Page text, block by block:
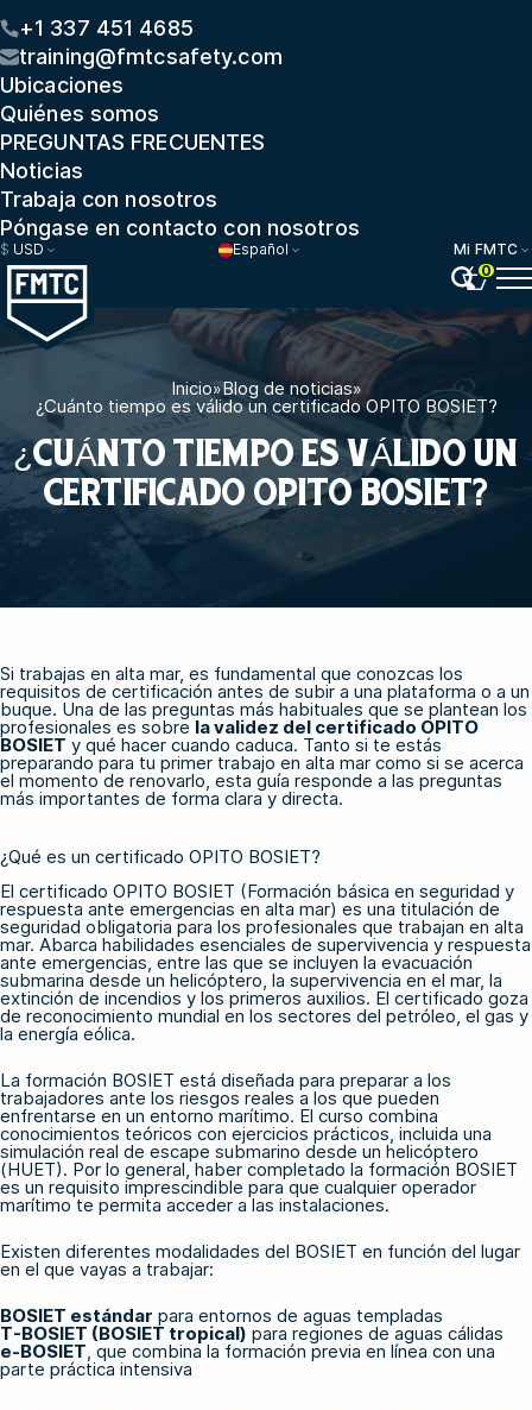
+1 337 451 4685
training@fmtcsafety.com
Ubicaciones
Quiénes somos
PREGUNTAS FRECUENTES
Noticias
Trabaja con nosotros
Póngase en contacto con nosotros
$ USD Español
Mi FMTC
0
Inicio»Blog de noticias»
¿Cuánto tiempo es válido un certificado OPITO BOSIET?
¿CUÁNTO TIEMPO ES VÁLIDO UN
CERTIFICADO OPITO BOSIET?
Si trabajas en alta mar, es fundamental que conozcas los
requisitos de certificación antes de subir a una plataforma o a un
buque. Una de las preguntas más habituales que se plantean los
profesionales es sobre la validez del certificado OPITO
BOSIET y qué hacer cuando caduca. Tanto si te estás
preparando para tu primer trabajo en alta mar como si se acerca
el momento de renovarlo, esta guía responde a las preguntas
más importantes de forma clara y directa.
¿Qué es un certificado OPITO BOSIET?
El certificado OPITO BOSIET (Formación básica en seguridad y
respuesta ante emergencias en alta mar) es una titulación de
seguridad obligatoria para los profesionales que trabajan en alta
mar. Abarca habilidades esenciales de supervivencia y respuesta
ante emergencias, entre las que se incluyen la evacuación
submarina desde un helicóptero, la supervivencia en el mar, la
extinción de incendios y los primeros auxilios. El certificado goza
de reconocimiento mundial en los sectores del petróleo, el gas y
la energía eólica.
La formación BOSIET está diseñada para preparar a los
trabajadores ante los riesgos reales a los que pueden
enfrentarse en un entorno marítimo. El curso combina
conocimientos teóricos con ejercicios prácticos, incluida una
simulación real de escape submarino desde un helicóptero
(HUET). Por lo general, haber completado la formación BOSIET
es un requisito imprescindible para que cualquier operador
marítimo te permita acceder a las instalaciones.
Existen diferentes modalidades del BOSIET en función del lugar
en el que vayas a trabajar:
BOSIET estándar para entornos de aguas templadas
T-BOSIET (BOSIET tropical) para regiones de aguas cálidas
e-BOSIET , que combina la formación previa en línea con una
parte práctica intensiva